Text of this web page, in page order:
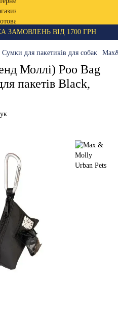
ЗАМОВЛЕНЬ ВІД 1700 ГРН
Сумки для пакетиків для собак
Моллі) Poo Bag
пакетів Black,